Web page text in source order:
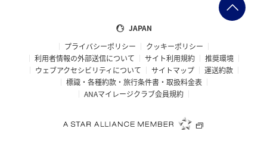
JAPAN
プライバシーポリシー
クッキーポリシー
利用者情報の外部送信について
サイト利用規約
推奨環境
ウェブアクセシビリティについて
サイトマップ
運送約款
標識・各種約款・旅行条件書・取扱料金表
ANAマイレージクラブ会員規約